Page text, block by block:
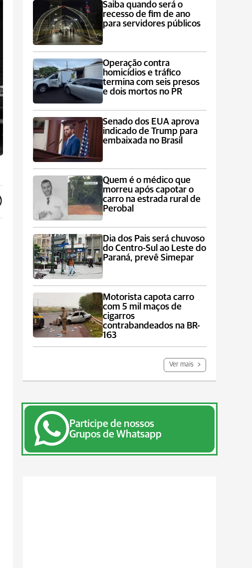
Saiba quando será o
recesso de fim de ano
para servidores públicos
Operação contra
homicídios e tráfico
termina com seis presos
e dois mortos no PR
Senado dos EUA aprova
indicado de Trump para
embaixada no Brasil
Quem é o médico que
morreu após capotar o
carro na estrada rural de
Perobal
Dia dos Pais será chuvoso
do Centro-Sul ao Leste do
Paraná, prevê Simepar
Motorista capota carro
com 5 mil maços de
cigarros
contrabandeados na BR-
163
Ver mais
Participe de nossos
Grupos de Whatsapp